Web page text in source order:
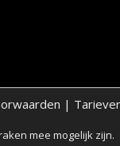
|
mee mogelijk zijn.